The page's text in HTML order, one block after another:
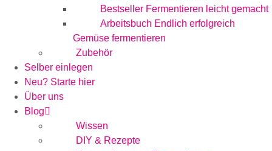
Bestseller Fermentieren leicht gemacht
Arbeitsbuch Endlich erfolgreich
Gemüse fermentieren
Zubehör
Selber einlegen
Neu? Starte hier
Über uns
Blog
Wissen
DIY & Rezepte